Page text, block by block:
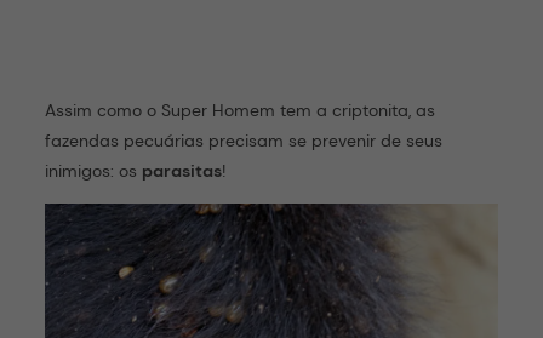
Assim como o Super Homem tem a criptonita, as
fazendas pecuárias precisam se prevenir de seus
inimigos: os parasitas!